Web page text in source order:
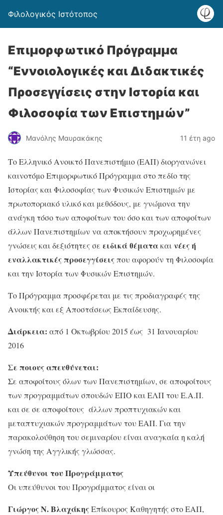
Φιλολογικός Ιστότοπος
Επιμορφωτικό Πρόγραμμα
“Εννοιολογικές και Διδακτικές
Προσεγγίσεις στην Ιστορία και
Φιλοσοφία των Επιστημών”
Μανόλης Μαυρακάκης 11 έτη ago
Το Ελληνικό Ανοικτό Πανεπιστήμιο (ΕΑΠ) διοργανώνει
καινοτόμο Επιμορφωτικό Πρόγραμμα στο πεδίο της
Ιστορίας και Φιλοσοφίας των Φυσικών Επιστημών με
πρωτοποριακό υλικό και μεθόδους, με γνώμονα την
ανάγκη τόσο των αποφοίτων του όσο και των αποφοίτων
άλλων Πανεπιστημίων να αποκτήσουν προχωρημένες
γνώσεις και δεξιότητες σε ειδικά θέματακαινέες ή
εναλλακτικές προσεγγίσειςπου αφορούν τη Φιλοσοφία
και την Ιστορία των Φυσικών Επιστημών.
Το Πρόγραμμα προσφέρεται με τις προδιαγραφές της
Ανοικτής και εξ Αποστάσεως Εκπαίδευσης.
Διάρκεια: από 1 Οκτωβρίου 2015 έως 31 Ιανουαρίου
2016
Σε ποιους απευθύνεται:
Σε αποφοίτους όλων των Πανεπιστημίων, σε αποφοίτους
των προγραμμάτων σπουδών ΕΠΟ και ΕΛΠ του Ε.Α.Π.
και σε σε αποφοίτους άλλων προπτυχιακών και
μεταπτυχιακών προγραμμάτων του ΕΑΠ. Για την
παρακολούθηση του σεμιναρίου είναι αναγκαία η καλή
γνώση της Αγγλικής γλώσσας.
Υπεύθυνοι του Προγράμματος
Οι υπεύθυνοι του Προγράμματος είναι οι
Γιώργος N. ΒλαχάκηςΕπίκουρος Καθηγητής στο ΕΑΠ,